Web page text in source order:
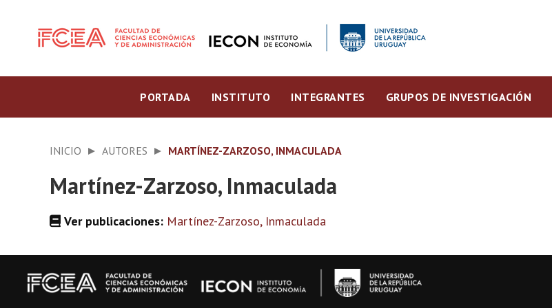
PORTADA INSTITUTO INTEGRANTES GRUPOS DE INVESTIGACIÓN
INICIO AUTORES MARTÍNEZ-ZARZOSO, INMACULADA
Martínez-Zarzoso, Inmaculada
Ver publicaciones: Martínez-Zarzoso, Inmaculada